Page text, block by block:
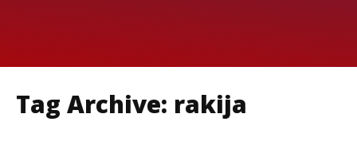
Tag Archive: rakija